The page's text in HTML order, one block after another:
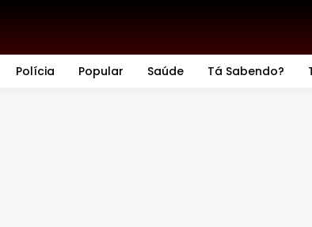
Polícia Popular Saúde Tá Sabendo?